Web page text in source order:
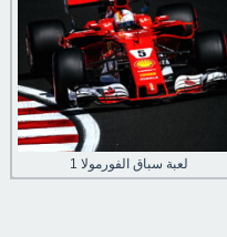
لعبة سباق الفورمولا 1